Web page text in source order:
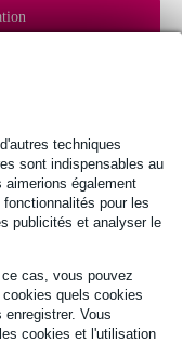
techniques
sont indispensables au
également
pour les
publicités et analyser le
cas, vous pouvez
quels cookies
Vous
cookies et l'utilisation